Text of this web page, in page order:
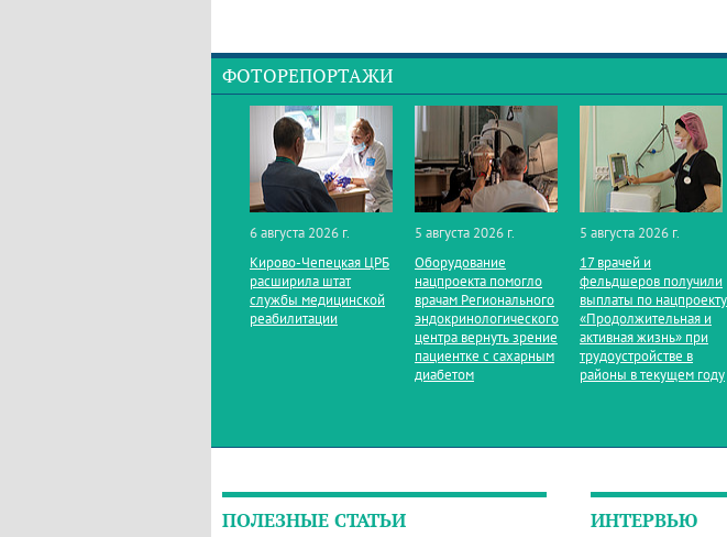
ФОТОРЕПОРТАЖИ
6 августа 2026 г.
Кирово‑Чепецкая ЦРБ
расширила штат
службы медицинской
реабилитации
5 августа 2026 г.
Оборудование
нацпроекта помогло
врачам Регионального
эндокринологического
центра вернуть зрение
пациентке с сахарным
диабетом
5 августа 2026 г.
17 врачей и
фельдшеров получили
выплаты по нацпроекту
«Продолжительная и
активная жизнь» при
трудоустройстве в
районы в текущем году
ПОЛЕЗНЫЕ СТАТЬИ ИНТЕРВЬЮ